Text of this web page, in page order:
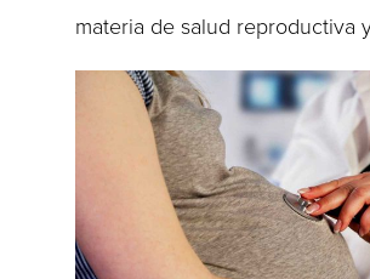
materia de salud reproductiva